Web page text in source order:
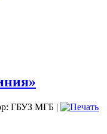
ГБУЗ МГБ |